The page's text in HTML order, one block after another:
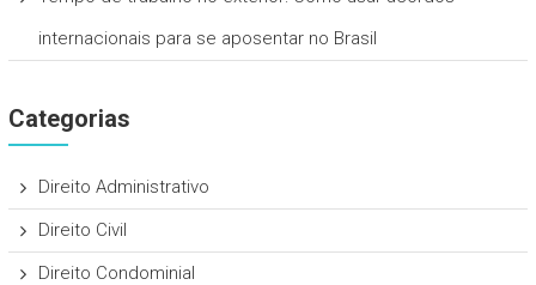
internacionais para se aposentar no Brasil
Categorias
Direito Administrativo
Direito Civil
Direito Condominial